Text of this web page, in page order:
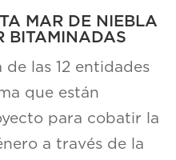
MAR DE NIEBLA
BITAMINADAS
de las 12 entidades
que están
para cobatir la
a través de la